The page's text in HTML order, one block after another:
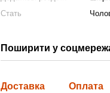
Стать
Поширити у
Доставка Оплата